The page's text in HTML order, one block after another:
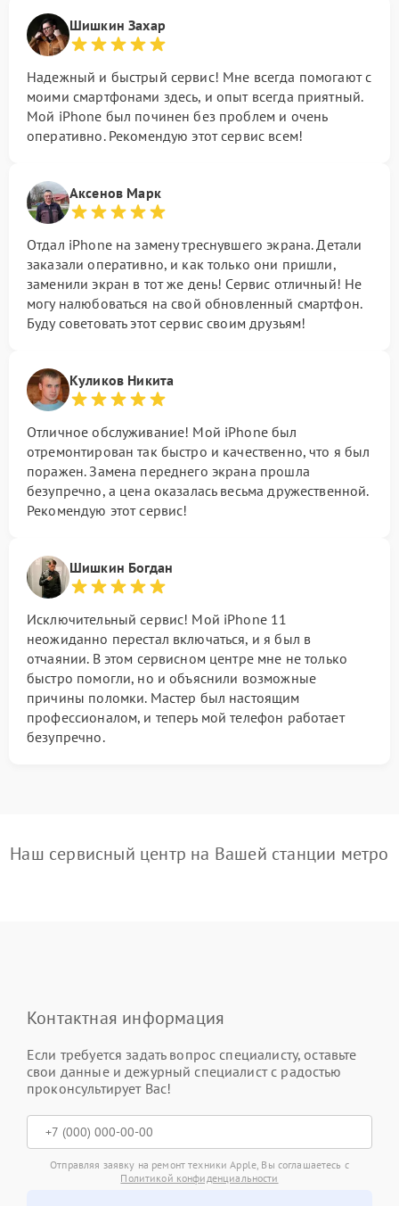
Шишкин Захар
Надежный и быстрый сервис! Мне всегда помогают с
моими смартфонами здесь, и опыт всегда приятный.
Мой iPhone был починен без проблем и очень
оперативно. Рекомендую этот сервис всем!
Аксенов Марк
Отдал iPhone на замену треснувшего экрана. Детали
заказали оперативно, и как только они пришли,
заменили экран в тот же день! Сервис отличный! Не
могу налюбоваться на свой обновленный смартфон.
Буду советовать этот сервис своим друзьям!
Куликов Никита
Отличное обслуживание! Мой iPhone был
отремонтирован так быстро и качественно, что я был
поражен. Замена переднего экрана прошла
безупречно, а цена оказалась весьма дружественной.
Рекомендую этот сервис!
Шишкин Богдан
Исключительный сервис! Мой iPhone 11
неожиданно перестал включаться, и я был в
отчаянии. В этом сервисном центре мне не только
быстро помогли, но и объяснили возможные
причины поломки. Мастер был настоящим
профессионалом, и теперь мой телефон работает
безупречно.
Наш сервисный центр на Вашей станции метро
Контактная информация
Если требуется задать вопрос специалисту, оставьте
свои данные и дежурный специалист с радостью
проконсультирует Вас!
Отправляя заявку на ремонт техники Apple, Вы соглашаетесь с
Политикой конфиденциальности